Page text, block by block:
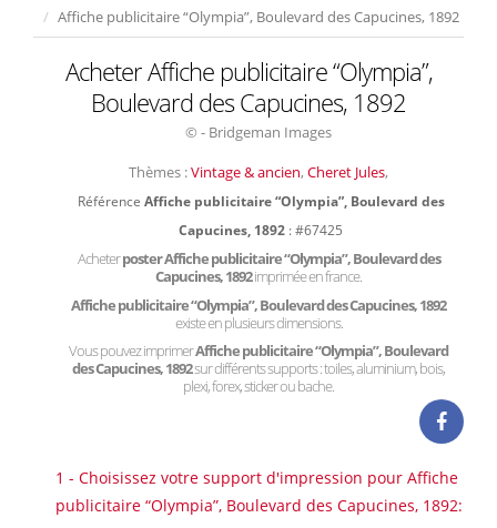
Affiche publicitaire “Olympia”, Boulevard des Capucines, 1892
Acheter Affiche publicitaire “Olympia”,
Boulevard des Capucines, 1892
© - Bridgeman Images
Thèmes :Vintage & ancien, Cheret Jules,
Référence Affiche publicitaire “Olympia”, Boulevard des
Capucines, 1892 : #67425
Acheterposter Affiche publicitaire “Olympia”, Boulevard des
Capucines, 1892imprimée en france.
Affiche publicitaire “Olympia”, Boulevard des Capucines, 1892
existe en plusieurs dimensions.
Vous pouvez imprimerAffiche publicitaire “Olympia”, Boulevard
des Capucines, 1892sur différents supports : toiles, aluminium, bois,
plexi, forex, sticker ou bache.
1 - Choisissez votre support d'impression pour Affiche
publicitaire “Olympia”, Boulevard des Capucines, 1892: